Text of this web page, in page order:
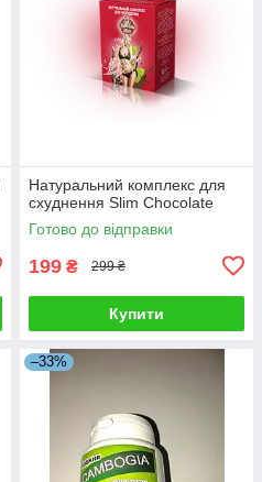
Натуральний комплекс для
схуднення Slim Choсolate
Готово до відправки
199 ₴ 299 ₴
Купити
–33%